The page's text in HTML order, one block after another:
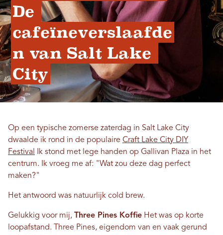
De
cafeïneverslaafde
n van Salt Lake
City
Op een typische zomerse zaterdag in Salt Lake City
dwaalde ik rond in de populaire Craft Lake City DIY
Festival
Ik stond met lege handen op Gallivan Plaza in het
centrum. Ik vroeg me af: "Wat zou deze dag perfect
maken?"
Het antwoord was natuurlijk cold brew.
Gelukkig voor mij, Three Pines Koffie Het was op korte
loopafstand. Three Pines, eigendom van en vaak gerund